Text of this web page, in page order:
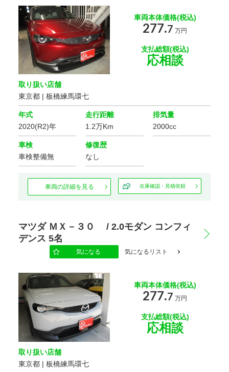
スライドドア
エンジン種別
乗車定員
カーナビ/TV/DVD
エントリー
スマートキー
パワー
ウインドウ
ステアリング
エアコン
ETC 盗難防止装置
サンルーフ 後席モニター
ディスプレイ
ヘッドランプ
車両本体価格(税込)
277.7 万円
支払総額(税込)
応相談
取り扱い店舗
東京都 | 板橋練馬環七
年式
2020(R2)年
走行距離
1.2万Km
排気量
2000cc
車検
車検整備無
修復歴
なし
車両の詳細を見る 在庫確認・見積依頼
マツダ ＭＸ－３０ / 2.0モダン コンフィ
デンス 5名
気になる 気になるリスト
車両本体価格(税込)
277.7 万円
支払総額(税込)
応相談
取り扱い店舗
東京都 | 板橋練馬環七